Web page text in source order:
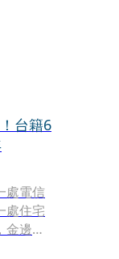
台籍6
處電信
處住宅
金邊初